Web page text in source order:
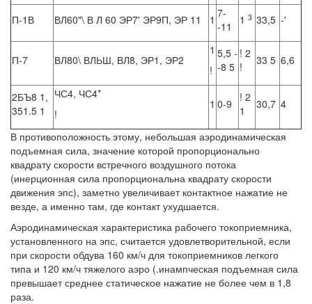
П-1В ВЛ60"\ В Л 60 ЭР7' ЭР9П, ЭР 11 1 7-
-11
1 3 33,5 -'
П-7 ВЛ80\ ВЛЬШ, ВЛ8, ЭР1, ЭР2
1
!
5,5 -
-8 5
! 2
!
33 5 6,6
2БЪ8 1,
351.5 1
ЧС4, ЧС4*
!
1 0-9
! 2
1
30,7 4
В противоположность этому, небольшая аэродинамическая
подъемная сила, значение которой пропорционально
квадрату скорости встречного воздушного потока
(инерционная сила пропорциональна квадрату скорости
движения эпс), заметно увеличивает контактное нажатие не
везде, а именно там, где контакт ухудшается.
Аэродинамическая характеристика рабочего токоприемника,
установленного на эпс, считается удовлетворительной, если
при скорости обдува 160 км/ч для токоприемников легкого
типа и 120 км/ч тяжелого аэро (.инампческая подъемная сила
превышает среднее статическое нажатие не более чем в 1,8
раза.